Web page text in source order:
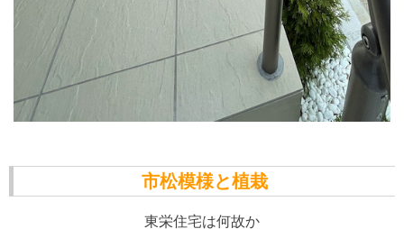
市松模様と植栽
東栄住宅は何故か